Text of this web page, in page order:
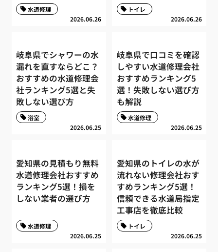
2026.06.26
水道修理
2026.06.26
トイレ
岐阜県でシャワーの水
漏れを直すならどこ？
おすすめの水道修理会
社ランキング5選と失
敗しない選び方
2026.06.25
浴室
岐阜県で口コミを確認
しやすい水道修理会社
おすすめランキング5
選！失敗しない選び方
も解説
2026.06.25
水道修理
愛知県の見積もり無料
水道修理会社おすすめ
ランキング5選！損を
しない業者の選び方
2026.06.25
水道修理
愛知県のトイレの水が
流れない修理会社おす
すめランキング5選！
信頼できる水道局指定
工事店を徹底比較
2026.06.25
トイレ